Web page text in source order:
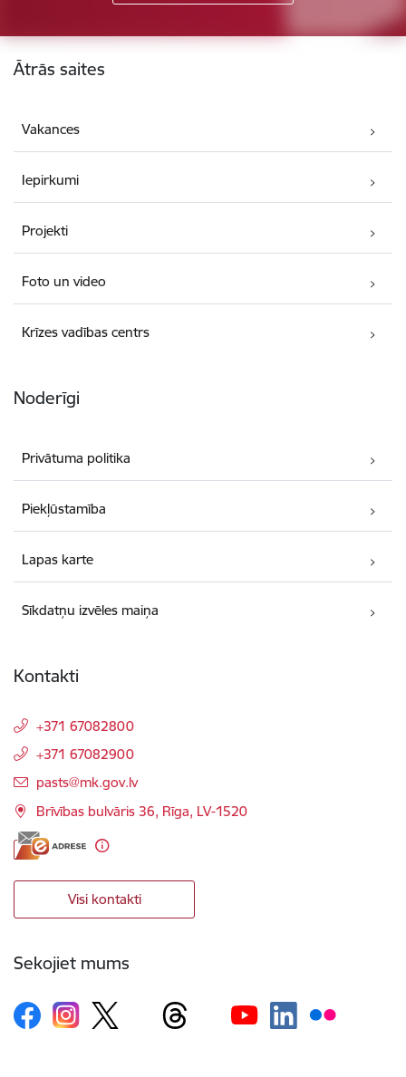
Kājene
Ātrās saites
Vakances
Iepirkumi
Projekti
Foto un video
Krīzes vadības centrs
Noderīgi
Privātuma politika
Piekļūstamība
Lapas karte
Sīkdatņu izvēles maiņa
Kontakti
+371 67082800
+371 67082900
E-pasts:
pasts@mk.gov.lv
Brīvības bulvāris 36, Rīga, LV-1520
Visi kontakti
Sekojiet mums